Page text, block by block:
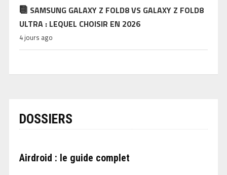
SAMSUNG GALAXY Z FOLD8 VS GALAXY Z FOLD8
ULTRA : LEQUEL CHOISIR EN 2026
4 jours ago
DOSSIERS
Airdroid : le guide complet